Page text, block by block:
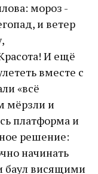
мороз -
и ветер
И ещё
вместе с
«всё
мёрзли и
платформа и
решение:
начинать
баул висящими